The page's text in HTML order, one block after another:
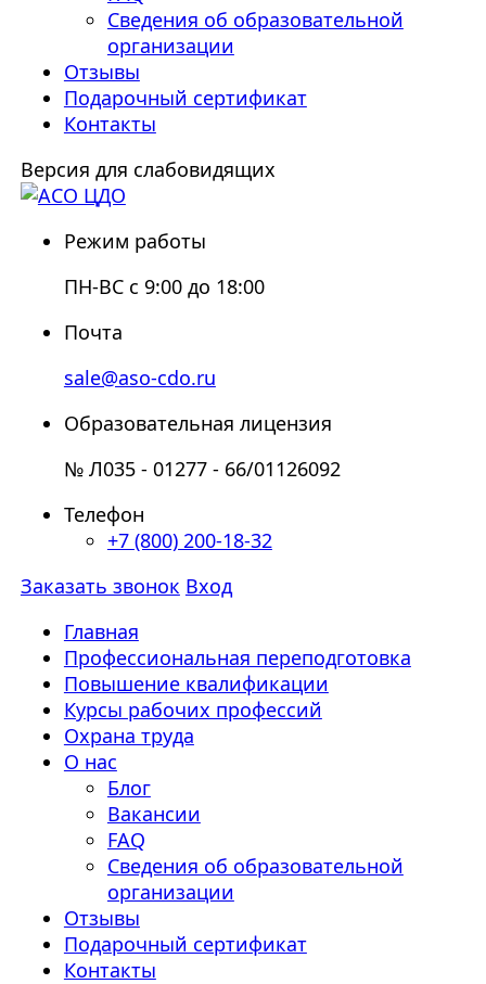
Сведения об образовательной
организации
Отзывы
Подарочный сертификат
Контакты
Версия для слабовидящих
Режим работы
ПН-ВС с 9:00 до 18:00
Почта
sale@aso-cdo.ru
Образовательная лицензия
№ Л035 - 01277 - 66/01126092
Телефон
+7 (800) 200-18-32
Заказать звонок Вход
Главная
Профессиональная переподготовка
Повышение квалификации
Курсы рабочих профессий
Охрана труда
О нас
Блог
Вакансии
FAQ
Сведения об образовательной
организации
Отзывы
Подарочный сертификат
Контакты